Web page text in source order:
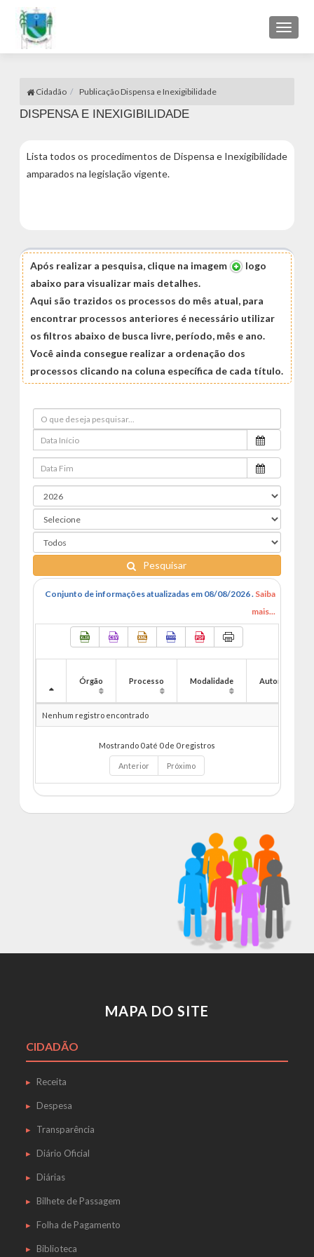
Toggle
Cidadão Publicação Dispensa e Inexigibilidade
DISPENSA E INEXIGIBILIDADE
Lista todos os procedimentosde Dispensa e Inexigibilidade
amparados na legislação vigente.
Após realizar a pesquisa, clique na imagem
logo
abaixo para visualizar mais detalhes.
Aqui são trazidos os processos do mês atual, para
encontrar processos anteriores é necessário utilizar
os filtros abaixo de busca livre, período, mês e ano.
Você ainda consegue realizar a ordenação dos
processos clicando na coluna específica de cada título.
Pesquisar
Conjunto de informações atualizadas em 08/08/2026 . Saiba
mais...
Órgão Processo Modalidade Autorização
Nenhum registro encontrado
Mostrando 0 até 0 de 0 registros
Anterior Próximo
MAPA DO SITE
CIDADÃO
Receita
Despesa
Transparência
Diário Oficial
Diárias
Bilhete de Passagem
Folha de Pagamento
Biblioteca